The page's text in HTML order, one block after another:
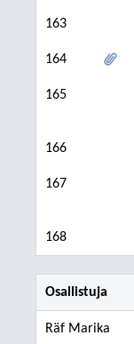
163
164
165
166
167
168
Osallistuja
Räf Marika